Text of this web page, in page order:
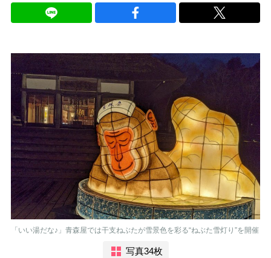
「いい湯だな♪」青森屋では干支ねぶたが雪景色を彩る“ねぶた雪灯り”を開催
写真34枚